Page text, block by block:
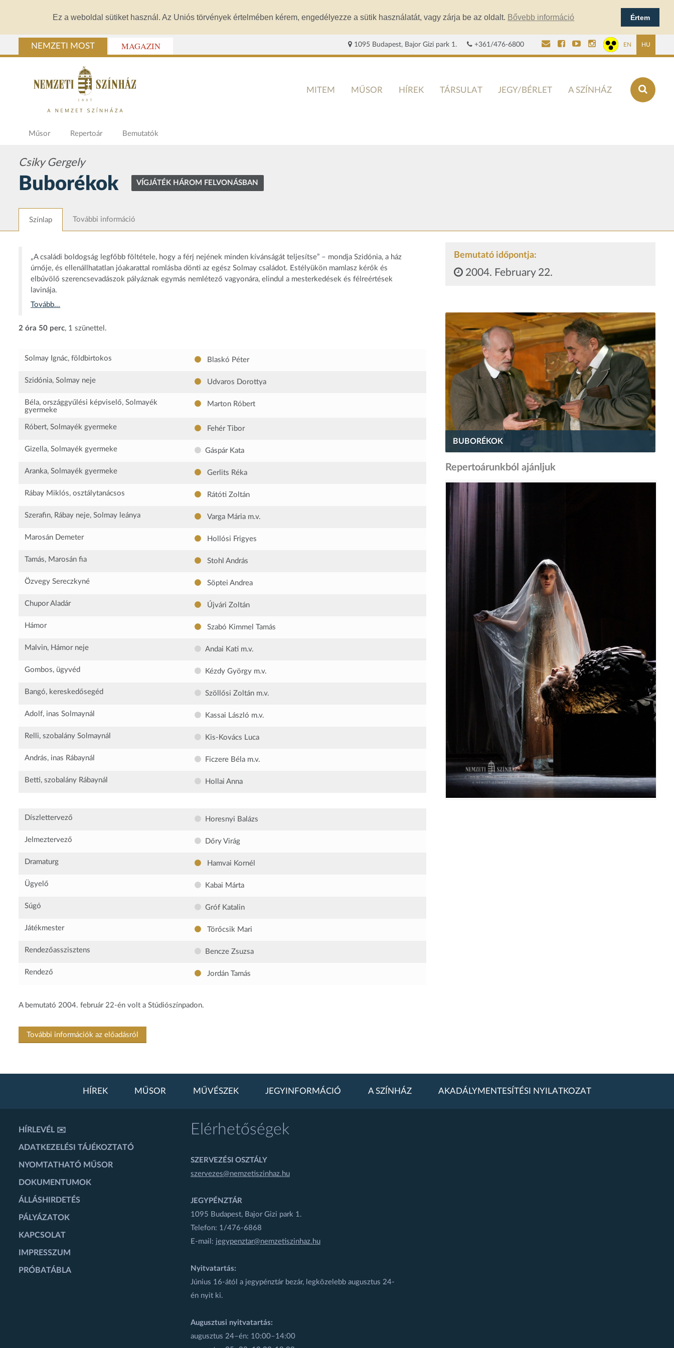
Ez a weboldal sütiket használ. Az Uniós törvények értelmében kérem, engedélyezze a sütik használatát, vagy zárja be az oldalt. Bővebb információ Értem
NEMZETI MOST MAGAZIN 1095 Budapest, Bajor Gizi park 1. +361/476-6800 EN HU
MITEM MŰSOR HÍREK TÁRSULAT JEGY/BÉRLET A SZÍNHÁZ
Műsor Repertoár Bemutatók
Csiky Gergely
Buborékok VÍGJÁTÉK HÁROM FELVONÁSBAN
Színlap További információ
„A családi boldogság legfőbb föltétele, hogy a férj nejének minden kívánságát teljesítse” – mondja Szidónia, a ház
úrnője, és ellenállhatatlan jóakarattal romlásba dönti az egész Solmay családot. Estélyükön mamlasz kérők és
elbűvölő szerencsevadászok pályáznak egymás nemlétező vagyonára, elindul a mesterkedések és félreértések
lavinája.
Tovább...
2 óra 50 perc, 1 szünettel.
Solmay Ignác, földbirtokos Blaskó Péter
Szidónia, Solmay neje Udvaros Dorottya
Béla, országgyűlési képviselő, Solmayék
gyermeke
Marton Róbert
Róbert, Solmayék gyermeke Fehér Tibor
Gizella, Solmayék gyermeke Gáspár Kata
Aranka, Solmayék gyermeke Gerlits Réka
Rábay Miklós, osztálytanácsos Rátóti Zoltán
Szerafin, Rábay neje, Solmay leánya Varga Mária m.v.
Marosán Demeter Hollósi Frigyes
Tamás, Marosán fia Stohl András
Özvegy Sereczkyné Söptei Andrea
Chupor Aladár Újvári Zoltán
Hámor Szabó Kimmel Tamás
Malvin, Hámor neje Andai Kati m.v.
Gombos, ügyvéd Kézdy György m.v.
Bangó, kereskedősegéd Szöllősi Zoltán m.v.
Adolf, inas Solmaynál Kassai László m.v.
Relli, szobalány Solmaynál Kis-Kovács Luca
András, inas Rábaynál Ficzere Béla m.v.
Betti, szobalány Rábaynál Hollai Anna
Díszlettervező Horesnyi Balázs
Jelmeztervező Dőry Virág
Dramaturg Hamvai Kornél
Ügyelő Kabai Márta
Súgó Gróf Katalin
Játékmester Törőcsik Mari
Rendezőasszisztens Bencze Zsuzsa
Rendező Jordán Tamás
A bemutató 2004. február 22-én volt a Stúdiószínpadon.
További információk az előadásról
Bemutató időpontja:
2004. February 22.
BUBORÉKOK
Repertoárunkból ajánljuk
HÍREK MŰSOR MŰVÉSZEK JEGYINFORMÁCIÓ A SZÍNHÁZ AKADÁLYMENTESÍTÉSI NYILATKOZAT
HÍRLEVÉL ✉️
ADATKEZELÉSI TÁJÉKOZTATÓ
NYOMTATHATÓ MŰSOR
DOKUMENTUMOK
ÁLLÁSHIRDETÉS
PÁLYÁZATOK
KAPCSOLAT
IMPRESSZUM
PRÓBATÁBLA
Elérhetőségek
SZERVEZÉSI OSZTÁLY
szervezes@nemzetiszinhaz.hu
JEGYPÉNZTÁR
1095 Budapest, Bajor Gizi park 1.
Telefon: 1/476-6868
E-mail: jegypenztar@nemzetiszinhaz.hu
Nyitvatartás:
Június 16-ától a jegypénztár bezár, legközelebb augusztus 24-
én nyit ki.
Augusztusi nyitvatartás:
augusztus 24–én: 10:00–14:00